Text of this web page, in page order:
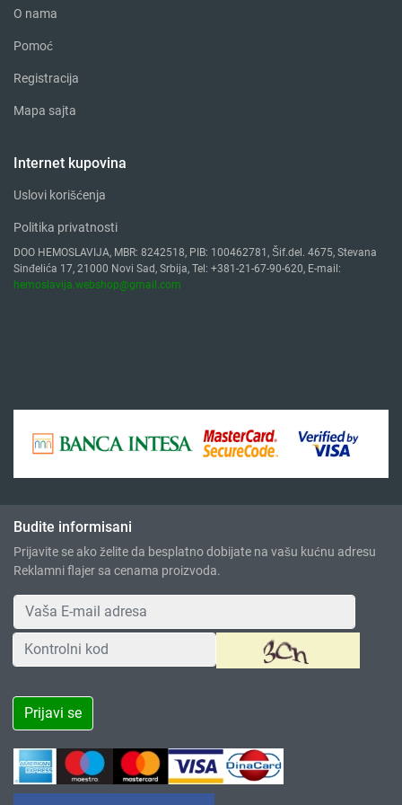
O nama
Pomoć
Registracija
Mapa sajta
Internet kupovina
Uslovi korišćenja
Politika privatnosti
DOO HEMOSLAVIJA, MBR: 8242518, PIB: 100462781, Šif.del. 4675, Stevana
Sinđelića 17, 21000 Novi Sad, Srbija, Tel: +381-21-67-90-620, E-mail:
hemoslavija.webshop@gmail.com
Budite informisani
Prijavite se ako želite da besplatno dobijate na vašu kućnu adresu
Reklamni flajer sa cenama proizvoda.
Prijavi se